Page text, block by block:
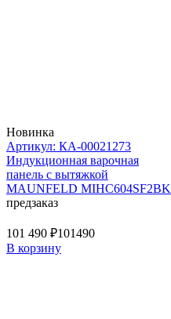
Новинка
Артикул: КА-00021273
Индукционная варочная
панель с вытяжкой
MAUNFELD MIHC604SF2BK
предзаказ
101 490 ₽101490
В корзину